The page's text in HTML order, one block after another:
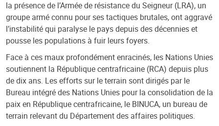
la présence de l’Armée de résistance du Seigneur (LRA), un
groupe armé connu pour ses tactiques brutales, ont aggravé
l’instabilité qui paralyse le pays depuis des décennies et
pousse les populations à fuir leurs foyers.
Face à ces maux profondément enracinés, les Nations Unies
soutiennent la République centrafricaine (RCA) depuis plus
de dix ans. Les efforts sur le terrain sont dirigés par le
Bureau intégré des Nations Unies pour la consolidation de la
paix en République centrafricaine, le BINUCA, un bureau de
terrain relevant du Département des affaires politiques.